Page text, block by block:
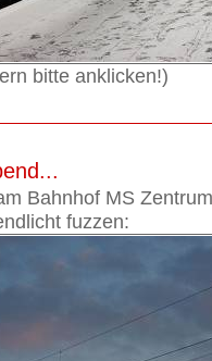
bitte anklicken!)
Bahnhof MS
fuzzen: